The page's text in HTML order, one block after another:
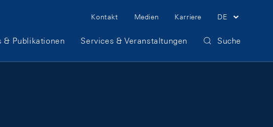
Meta Navigation
Kontakt Medien Karriere DE
& Publikationen Services & Veranstaltungen Suche